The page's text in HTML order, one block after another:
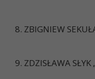
8. ZBIGNIEW
9. ZDZISŁAWA SŁYK